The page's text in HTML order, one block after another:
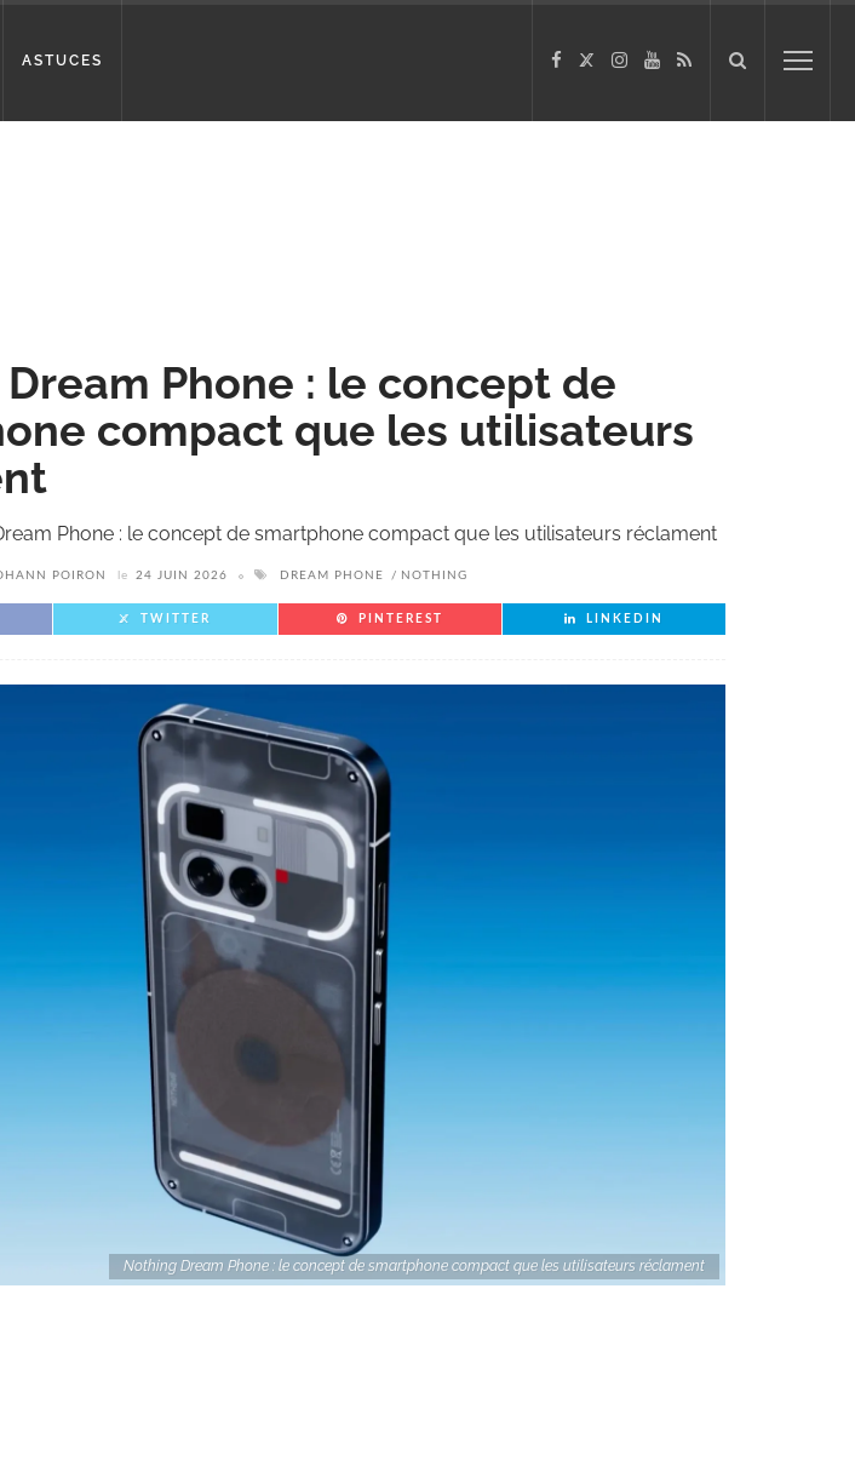
ASTUCES
Phone : le concept de
compact que les utilisateurs
Phone : le concept de smartphone compact que les utilisateurs réclament
POIRON le 24 JUIN 2026 DREAM PHONE NOTHING
TWITTER PINTEREST LINKEDIN
Nothing Dream Phone : le concept de smartphone compact que les utilisateurs réclament